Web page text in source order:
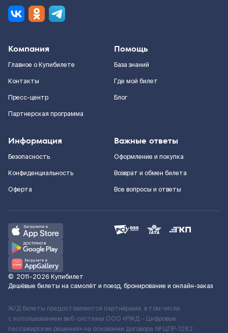
Компания
Главное о Купибилете
Контакты
Пресс-центр
Партнерская программа
Помощь
База знаний
Где мой билет
Блог
Информация
Безопасность
Конфиденциальность
Оферта
Важные ответы
Оформление и покупка
Возврат и обмен билета
Все вопросы и ответы
© 2011–2026 Купибилет
Дешёвые билеты на самолёт и поезд, бронирование и онлайн-заказ
Ж/Д билеты предоставляются партнёрами, в том числе
с использованием веб-системы ООО «РЖД – Цифровые
пассажирские решения» на основании договора № ЦПР-1282